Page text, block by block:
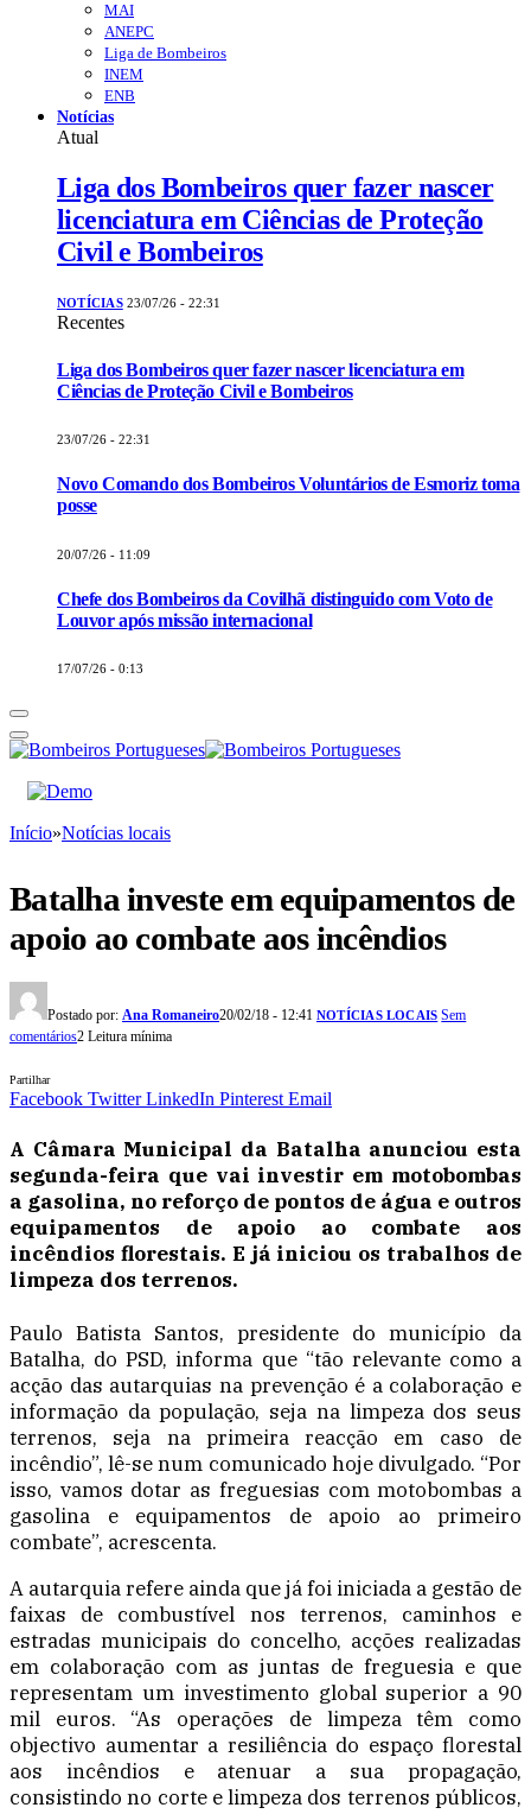
MAI
ANEPC
Liga de Bombeiros
INEM
ENB
Notícias
Atual
Liga dos Bombeiros quer fazer nascer
licenciatura em Ciências de Proteção
Civil e Bombeiros
NOTÍCIAS 23/07/26 - 22:31
Recentes
Liga dos Bombeiros quer fazer nascer licenciatura em
Ciências de Proteção Civil e Bombeiros
23/07/26 - 22:31
Novo Comando dos Bombeiros Voluntários de Esmoriz toma
posse
20/07/26 - 11:09
Chefe dos Bombeiros da Covilhã distinguido com Voto de
Louvor após missão internacional
17/07/26 - 0:13
Início»Notícias locais
Batalha investe em equipamentos de
apoio ao combate aos incêndios
Postado por: Ana Romaneiro20/02/18 - 12:41 NOTÍCIAS LOCAIS Sem
comentários2 Leitura mínima
Partilhar
Facebook Twitter LinkedIn Pinterest Email
A Câmara Municipal da Batalha anunciou esta
segunda-feira que vai investir em motobombas
a gasolina, no reforço de pontos de água e outros
equipamentos de apoio ao combate aos
incêndios florestais. E já iniciou os trabalhos de
limpeza dos terrenos.
Paulo Batista Santos, presidente do município da
Batalha, do PSD, informa que “tão relevante como a
acção das autarquias na prevenção é a colaboração e
informação da população, seja na limpeza dos seus
terrenos, seja na primeira reacção em caso de
incêndio”, lê-se num comunicado hoje divulgado. “Por
isso, vamos dotar as freguesias com motobombas a
gasolina e equipamentos de apoio ao primeiro
combate”, acrescenta.
A autarquia refere ainda que já foi iniciada a gestão de
faixas de combustível nos terrenos, caminhos e
estradas municipais do concelho, acções realizadas
em colaboração com as juntas de freguesia e que
representam um investimento global superior a 90
mil euros. “As operações de limpeza têm como
objectivo aumentar a resiliência do espaço florestal
aos incêndios e atenuar a sua propagação,
consistindo no corte e limpeza dos terrenos públicos,